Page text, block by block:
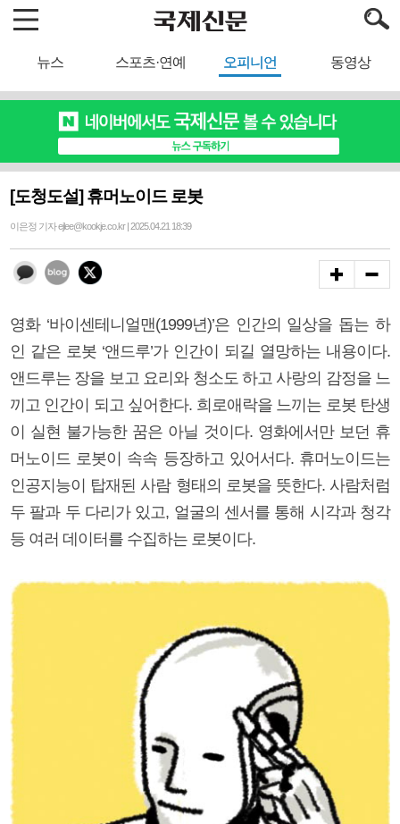
뉴스 스포츠·연예 오피니언 동영상
[도청도설] 휴머노이드 로봇
이은정 기자 ejlee@kookje.co.kr | 2025.04.21 18:39
영화 ‘바이센테니얼맨(1999년)’은 인간의 일상을 돕는 하
인 같은 로봇 ‘앤드루’가 인간이 되길 열망하는 내용이다.
앤드루는 장을 보고 요리와 청소도 하고 사랑의 감정을 느
끼고 인간이 되고 싶어한다. 희로애락을 느끼는 로봇 탄생
이 실현 불가능한 꿈은 아닐 것이다. 영화에서만 보던 휴
머노이드 로봇이 속속 등장하고 있어서다. 휴머노이드는
인공지능이 탑재된 사람 형태의 로봇을 뜻한다. 사람처럼
두 팔과 두 다리가 있고, 얼굴의 센서를 통해 시각과 청각
등 여러 데이터를 수집하는 로봇이다.